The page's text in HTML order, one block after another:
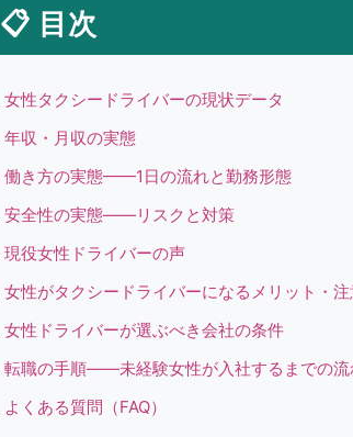
📋 目次
女性タクシードライバーの現状データ
年収・月収の実態
働き方の実態——1日の流れと勤務形態
安全性の実態——リスクと対策
現役女性ドライバーの声
女性がタクシードライバーになるメリット・注
女性ドライバーが選ぶべき会社の条件
転職の手順——未経験女性が入社するまでの流
よくある質問（FAQ）